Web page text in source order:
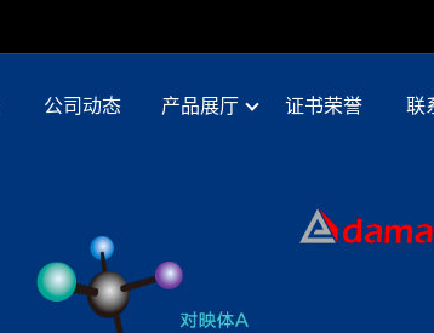
公司动态 产品展厅 证书荣誉 联